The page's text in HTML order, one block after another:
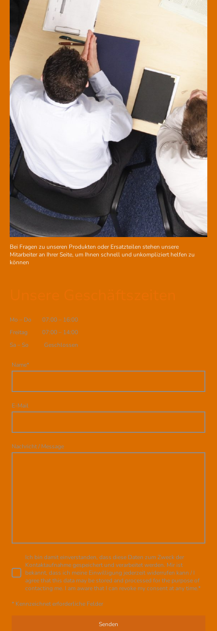
Bei Fragen zu unseren Produkten oder Ersatzteilen stehen unsere
Mitarbeiter an Ihrer Seite, um Ihnen schnell und unkompliziert helfen zu
können
Name*
E-Mail
Nachricht / Message
Ich bin damit einverstanden, dass diese Daten zum Zweck der
Kontaktaufnahme gespeichert und verarbeitet werden. Mir ist
bekannt, dass ich meine Einwilligung jederzeit widerrufen kann / I
agree that this data may be stored and processed for the purpose of
contacting me. I am aware that I can revoke my consent at any time.*
* Kennzeichnet erforderliche Felder
Senden
Mo – Do 07:00– 16:00
Freitag
07:00– 14:00
Sa–So Geschlossen